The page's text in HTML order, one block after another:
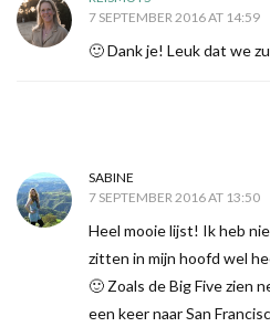
7 SEPTEMBER 2016 AT 14:59
🙂 Dank je! Leuk dat we
SABINE
7 SEPTEMBER 2016 AT 13:50
Heel mooie lijst! Ik heb
zitten in mijn hoofd wel
🙂 Zoals de Big Five zien
een keer naar San